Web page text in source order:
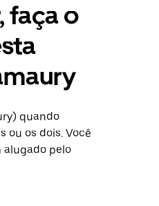
faça o
quando
ou os dois. Você
alugado pelo